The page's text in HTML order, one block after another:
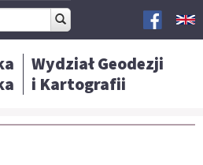
Wydział Geodezji
i Kartografii